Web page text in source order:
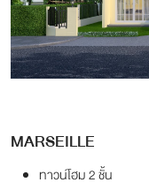
MARSEILLE
ทาวน์โฮม 2 ชั้น